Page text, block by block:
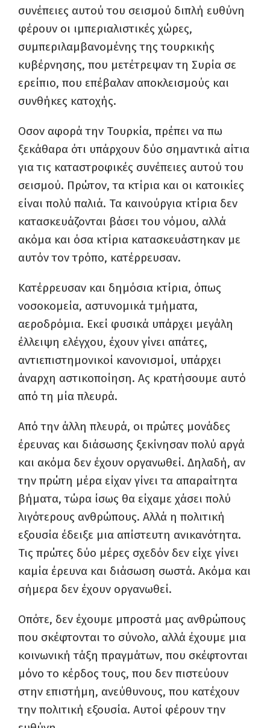
συνέπειες αυτού του σεισμού διπλή ευθύνη
φέρουν οι ιμπεριαλιστικές χώρες,
συμπεριλαμβανομένης της τουρκικής
κυβέρνησης, που μετέτρεψαν τη Συρία σε
ερείπιο, που επέβαλαν αποκλεισμούς και
συνθήκες κατοχής.
Οσον αφορά την Τουρκία, πρέπει να πω
ξεκάθαρα ότι υπάρχουν δύο σημαντικά αίτια
για τις καταστροφικές συνέπειες αυτού του
σεισμού. Πρώτον, τα κτίρια και οι κατοικίες
είναι πολύ παλιά. Τα καινούργια κτίρια δεν
κατασκευάζονται βάσει του νόμου, αλλά
ακόμα και όσα κτίρια κατασκευάστηκαν με
αυτόν τον τρόπο, κατέρρευσαν.
Κατέρρευσαν και δημόσια κτίρια, όπως
νοσοκομεία, αστυνομικά τμήματα,
αεροδρόμια. Εκεί φυσικά υπάρχει μεγάλη
έλλειψη ελέγχου, έχουν γίνει απάτες,
αντιεπιστημονικοί κανονισμοί, υπάρχει
άναρχη αστικοποίηση. Ας κρατήσουμε αυτό
από τη μία πλευρά.
Από την άλλη πλευρά, οι πρώτες μονάδες
έρευνας και διάσωσης ξεκίνησαν πολύ αργά
και ακόμα δεν έχουν οργανωθεί. Δηλαδή, αν
την πρώτη μέρα είχαν γίνει τα απαραίτητα
βήματα, τώρα ίσως θα είχαμε χάσει πολύ
λιγότερους ανθρώπους. Αλλά η πολιτική
εξουσία έδειξε μια απίστευτη ανικανότητα.
Τις πρώτες δύο μέρες σχεδόν δεν είχε γίνει
καμία έρευνα και διάσωση σωστά. Ακόμα και
σήμερα δεν έχουν οργανωθεί.
Οπότε, δεν έχουμε μπροστά μας ανθρώπους
που σκέφτονται το σύνολο, αλλά έχουμε μια
κοινωνική τάξη πραγμάτων, που σκέφτονται
μόνο το κέρδος τους, που δεν πιστεύουν
στην επιστήμη, ανεύθυνους, που κατέχουν
την πολιτική εξουσία. Αυτοί φέρουν την